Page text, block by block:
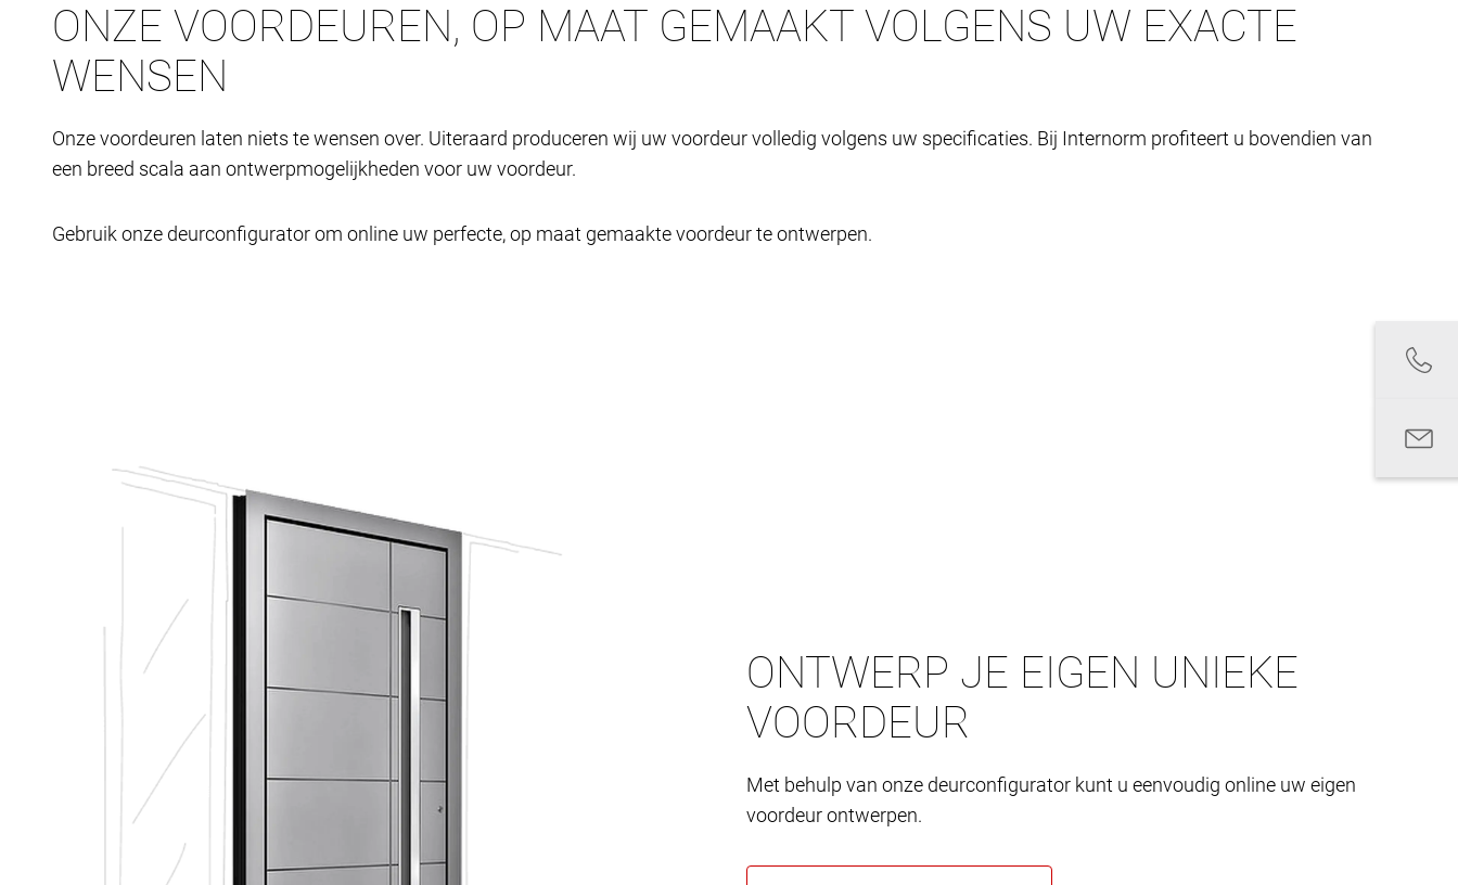
ONZE VOORDEUREN, OP MAAT GEMAAKT VOLGENS UW EXACTE
WENSEN
Onze voordeuren laten niets te wensen over. Uiteraard produceren wij uw voordeur volledig volgens uw specificaties. Bij Internorm profiteert u bovendien van
een breed scala aan ontwerpmogelijkheden voor uw voordeur.
Gebruik onze deurconfigurator om online uw perfecte, op maat gemaakte voordeur te ontwerpen.
ONTWERP JE EIGEN UNIEKE
VOORDEUR
Met behulp van onze deurconfigurator kunt u eenvoudig online uw eigen
voordeur ontwerpen.